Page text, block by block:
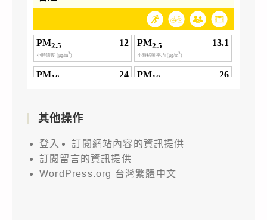
其他操作
登入
訂閱網站內容的資訊提供
訂閱留言的資訊提供
WordPress.org 台灣繁體中文